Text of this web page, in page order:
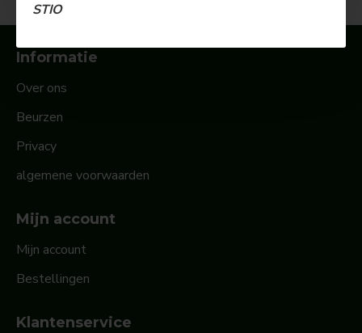
STIO
Informatie
Over ons
Beurzen
Privacy
algemene voorwaarden
Mijn account
Mijn account
Bestellingen
Klantenservice